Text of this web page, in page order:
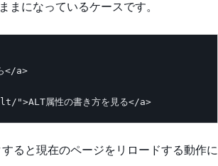
まになっているケースです。
</a>
属性の書き方を見る</a>
ると現在のページをリロードする動作に